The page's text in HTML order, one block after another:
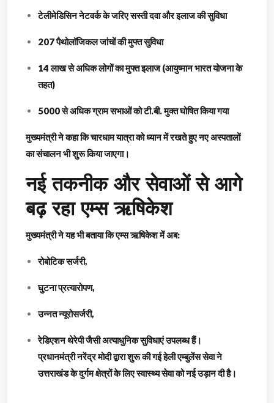
टेलीमेडिसिन नेटवर्क के जरिए सस्ती दवा और इलाज की सुविधा
207 पैथोलॉजिकल जांचों की मुफ्त सुविधा
14 लाख से अधिक लोगों का मुफ्त इलाज (आयुष्मान भारत योजना के
तहत)
5000 से अधिक ग्राम सभाओं को टी.बी. मुक्त घोषित किया गया
मुख्यमंत्री ने कहा कि चारधाम यात्रा को ध्यान में रखते हुए नए अस्पतालों
का संचालन भी शुरू किया जाएगा।
नई तकनीक और सेवाओं से आगे
बढ़ रहा एम्स ऋषिकेश
मुख्यमंत्री ने यह भी बताया कि एम्स ऋषिकेश में अब:
रोबोटिक सर्जरी,
घुटना प्रत्यारोपण,
उन्नत न्यूरोसर्जरी,
रेडिएशन थेरेपी जैसी अत्याधुनिक सुविधाएं उपलब्ध हैं।
प्रधानमंत्री नरेंद्र मोदी द्वारा शुरू की गई हेली एम्बुलेंस सेवा ने
उत्तराखंड के दुर्गम क्षेत्रों के लिए स्वास्थ्य सेवा को नई उड़ान दी है।